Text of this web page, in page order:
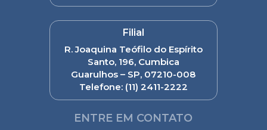
Filial
R. Joaquina Teófilo do Espírito
Santo, 196, Cumbica
Guarulhos – SP, 07210-008
Telefone:(11) 2411-2222
ENTRE EM CONTATO